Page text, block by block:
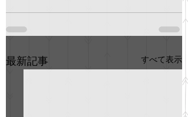
最新記事 すべて表示